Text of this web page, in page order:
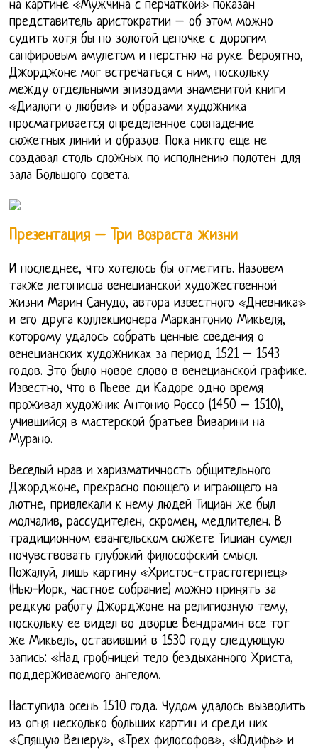
на картине «Мужчина с перчаткой» показан
представитель аристократии – об этом можно
судить хотя бы по золотой цепочке с дорогим
сапфировым амулетом и перстню на руке. Вероятно,
Джорджоне мог встречаться с ним, поскольку
между отдельными эпизодами знаменитой книги
«Диалоги о любви» и образами художника
просматривается определенное совпадение
сюжетных линий и образов. Пока никто еще не
создавал столь сложных по исполнению полотен для
зала Большого совета.
Презентация – Три возраста жизни
И последнее, что хотелось бы отметить. Назовем
также летописца венецианской художественной
жизни Марин Санудо, автора известного «Дневника»
и его друга коллекционера Маркантонио Микьеля,
которому удалось собрать ценные сведения о
венецианских художниках за период 1521 – 1543
годов. Это было новое слово в венецианской графике.
Известно, что в Пьеве ди Кадоре одно время
проживал художник Антонио Россо (1450 – 1510),
учившийся в мастерской братьев Виварини на
Мурано.
Веселый нрав и харизматичность общительного
Джорджоне, прекрасно поющего и играющего на
лютне, привлекали к нему людей Тициан же был
молчалив, рассудителен, скромен, медлителен. В
традиционном евангельском сюжете Тициан сумел
почувствовать глубокий философский смысл.
Пожалуй, лишь картину «Христос-страстотерпец»
(Нью-Йорк, частное собрание) можно принять за
редкую работу Джорджоне на религиозную тему,
поскольку ее видел во дворце Вендрамин все тот
же Микьель, оставивший в 1530 году следующую
запись: «Над гробницей тело бездыханного Христа,
поддерживаемого ангелом.
Наступила осень 1510 года. Чудом удалось вызволить
из огня несколько больших картин и среди них
«Спящую Венеру», «Трех философов», «Юдифь» и